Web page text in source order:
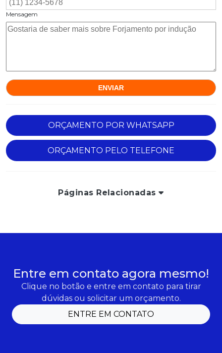
Mensagem
ORÇAMENTO POR WHATSAPP
ORÇAMENTO PELO TELEFONE
Páginas Relacionadas
Entre em contato agora mesmo!
Clique no botão e entre em contato para tirar
dúvidas ou solicitar um orçamento.
ENTRE EM CONTATO